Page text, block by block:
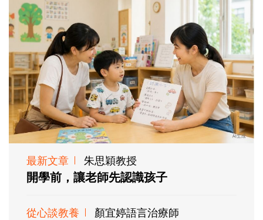
最新文章 朱思穎教授
開學前，讓老師先認識孩子
從心談教養 顏宜婷語言治療師